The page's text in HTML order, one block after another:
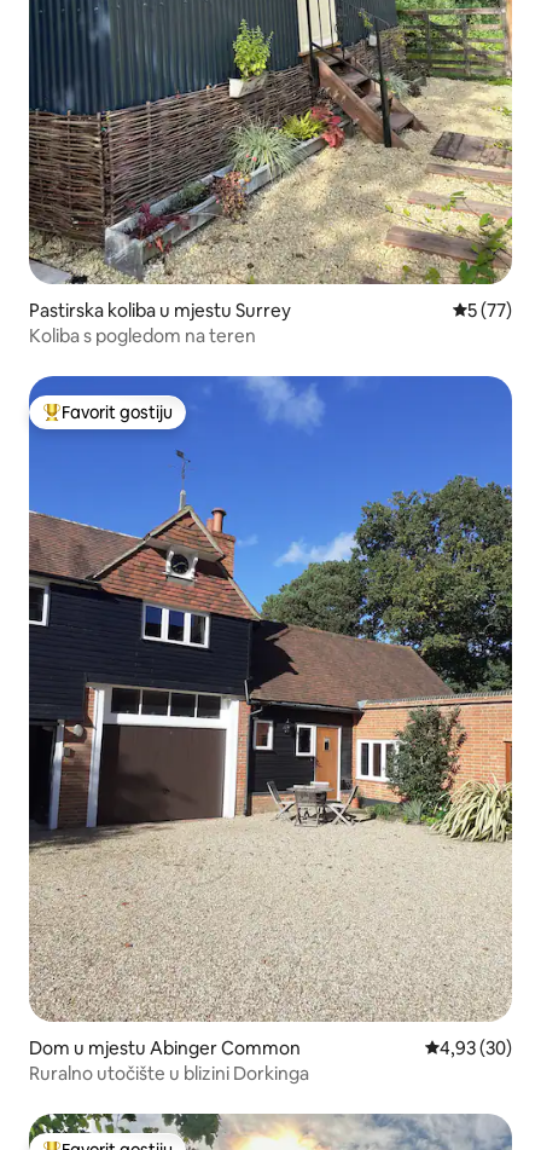
Pastirska koliba u mjestu Surrey Prosječna
5 (77)
Koliba s pogledom na teren
Glavni favorit gostiju
Favorit gostiju
Dom u mjestu Abinger Common Prosječna
4,93 (30)
Ruralno utočište u blizini Dorkinga